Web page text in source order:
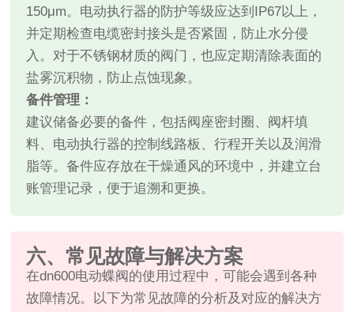
150μm。电动执行器的防护等级应达到IP67以上，
并定期检查电缆密封接头是否紧固，防止水分侵
入。对于不锈钢材质的阀门，也应定期清除表面的
盐雾沉积物，防止点蚀现象。
备件管理：
建议储备必要的备件，包括阀座密封圈、阀杆填
料、电动执行器的控制线路板、行程开关以及润滑
脂等。备件应存放在干燥通风的环境中，并建立台
账管理记录，便于追溯和更换。
六、常见故障与解决方案
在dn600电动蝶阀的使用过程中，可能会遇到各种
故障情况。以下为常见故障的分析及对应的解决方